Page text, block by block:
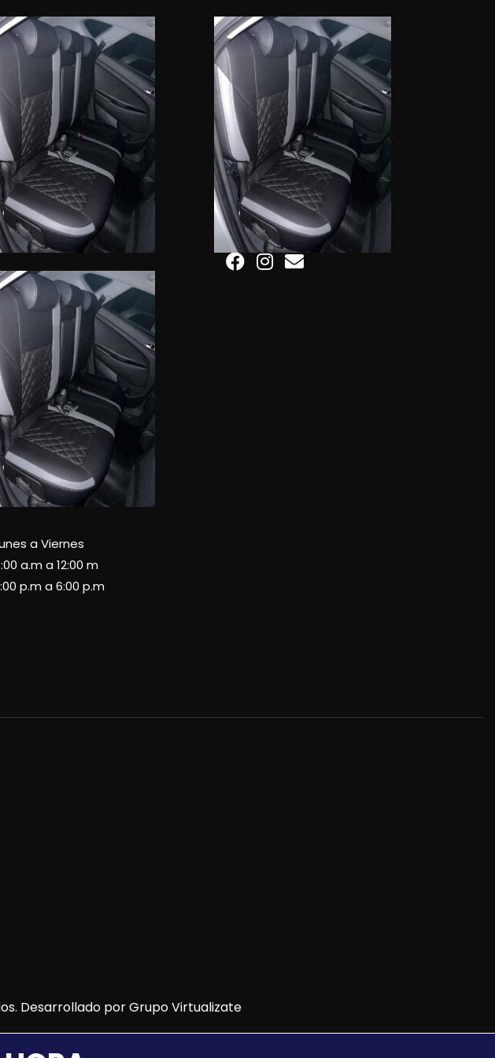
a Viernes
a.m a 12:00 m
p.m a 6:00 p.m
Desarrollado porGrupo Virtualizate